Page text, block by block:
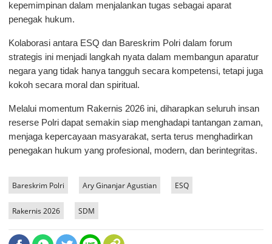
kepemimpinan dalam menjalankan tugas sebagai aparat
penegak hukum.
Kolaborasi antara ESQ dan Bareskrim Polri dalam forum
strategis ini menjadi langkah nyata dalam membangun aparatur
negara yang tidak hanya tangguh secara kompetensi, tetapi juga
kokoh secara moral dan spiritual.
Melalui momentum Rakernis 2026 ini, diharapkan seluruh insan
reserse Polri dapat semakin siap menghadapi tantangan zaman,
menjaga kepercayaan masyarakat, serta terus menghadirkan
penegakan hukum yang profesional, modern, dan berintegritas.
Bareskrim Polri Ary Ginanjar Agustian ESQ
Rakernis 2026 SDM